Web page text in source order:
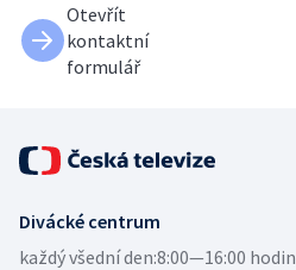
Otevřít
kontaktní
formulář
Divácké centrum
každý všední den:8:00—16:00 hodin